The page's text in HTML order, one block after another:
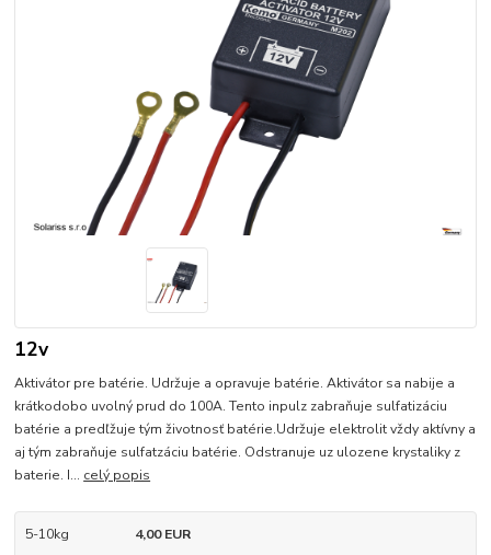
12v
Aktivátor pre batérie. Udržuje a opravuje batérie. Aktivátor sa nabije a
krátkodobo uvolný prud do 100A. Tento inpulz zabraňuje sulfatizáciu
batérie a predľžuje tým životnosť batérie.Udržuje elektrolit vždy aktívny a
aj tým zabraňuje sulfatzáciu batérie. Odstranuje uz ulozene krystaliky z
baterie. I... celý popis
5-10kg
4,00 EUR